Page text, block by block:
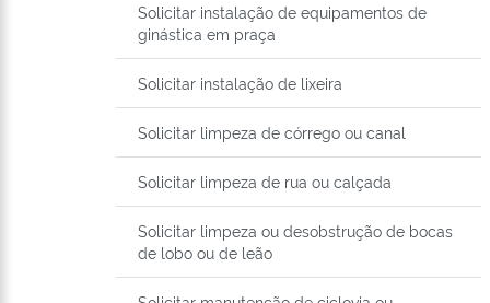
Solicitar instalação de equipamentos de
ginástica em praça
Solicitar instalação de lixeira
Solicitar limpeza de córrego ou canal
Solicitar limpeza de rua ou calçada
Solicitar limpeza ou desobstrução de bocas
de lobo ou de leão